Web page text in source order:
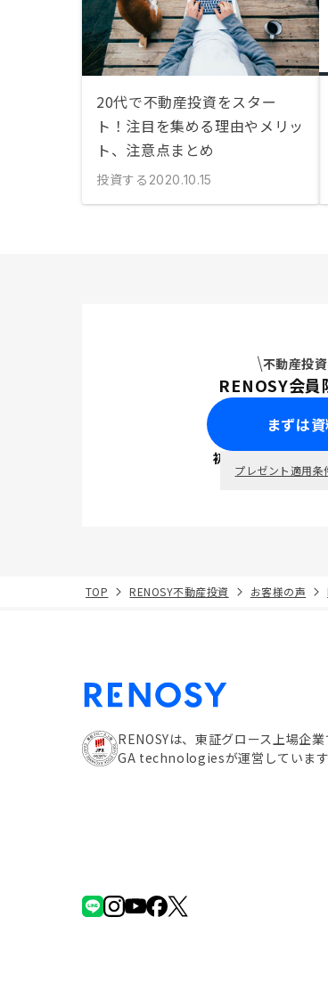
20代で不動産投資をスター
ト！注目を集める理由やメリッ
ト、注意点まとめ
投資する 2020.10.15
不動産投
RENOSY会員
まずは
初回面談で
プレゼント適用条
TOP RENOSY不動産投資 お客様の声
RENOSYは、東証グロース上場企業
GA technologiesが運営しています